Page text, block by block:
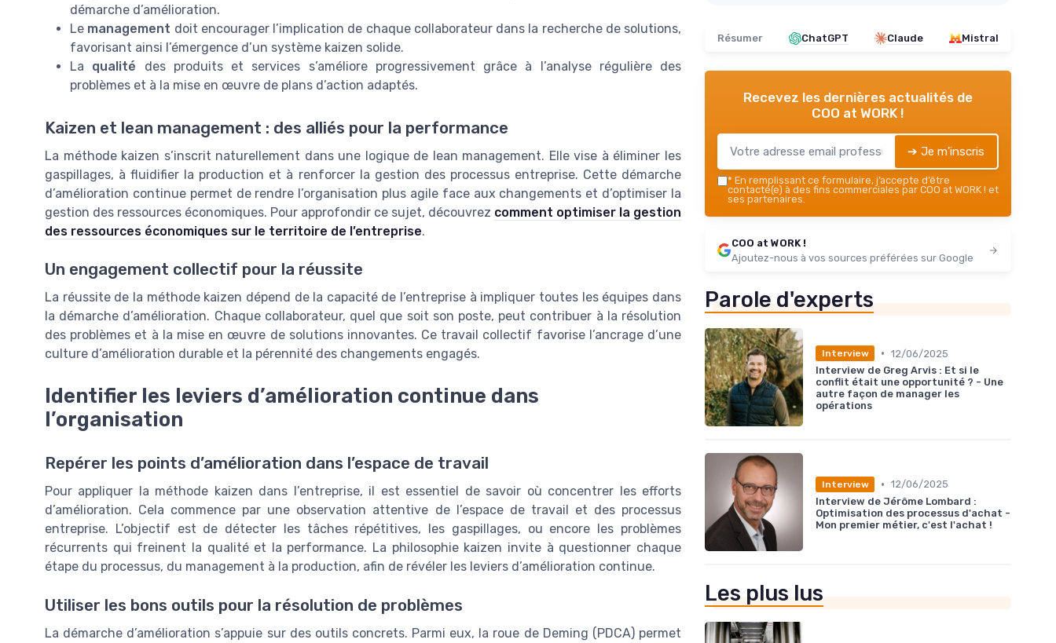
démarche d’amélioration.
Le management doit encourager l’implication de chaque collaborateur dans la recherche de solutions,
favorisant ainsi l’émergence d’un système kaizen solide.
La qualité des produits et services s’améliore progressivement grâce à l’analyse régulière des
problèmes et à la mise en œuvre de plans d’action adaptés.
Kaizen et lean management : des alliés pour la performance
La méthode kaizen s’inscrit naturellement dans une logique de lean management. Elle vise à éliminer les
gaspillages, à fluidifier la production et à renforcer la gestion des processus entreprise. Cette démarche
d’amélioration continue permet de rendre l’organisation plus agile face aux changements et d’optimiser la
gestion des ressources économiques. Pour approfondir ce sujet, découvrez comment optimiser la gestion
des ressources économiques sur le territoire de l’entreprise.
Un engagement collectif pour la réussite
La réussite de la méthode kaizen dépend de la capacité de l’entreprise à impliquer toutes les équipes dans
la démarche d’amélioration. Chaque collaborateur, quel que soit son poste, peut contribuer à la résolution
des problèmes et à la mise en œuvre de solutions innovantes. Ce travail collectif favorise l’ancrage d’une
culture d’amélioration durable et la pérennité des changements engagés.
Identifier les leviers d’amélioration continue dans
l’organisation
Repérer les points d’amélioration dans l’espace de travail
Pour appliquer la méthode kaizen dans l’entreprise, il est essentiel de savoir où concentrer les efforts
d’amélioration. Cela commence par une observation attentive de l’espace de travail et des processus
entreprise. L’objectif est de détecter les tâches répétitives, les gaspillages, ou encore les problèmes
récurrents qui freinent la qualité et la performance. La philosophie kaizen invite à questionner chaque
étape du processus, du management à la production, afin de révéler les leviers d’amélioration continue.
Utiliser les bons outils pour la résolution de problèmes
La démarche d’amélioration s’appuie sur des outils concrets. Parmi eux, la roue de Deming (PDCA) permet
Résumer ChatGPT Claude Mistral
Recevez les dernières actualités de
COO at WORK !
➔ Je m'inscris
* En remplissant ce formulaire, j’accepte d’être
contacté(e) à des fins commerciales par COO at WORK ! et
ses partenaires.
COO at WORK !
Ajoutez-nous à vos sources préférées sur Google
Parole d'experts
Interview • 12/06/2025
Interview de Greg Arvis : Et si le
conflit était une opportunité ? - Une
autre façon de manager les
opérations
Interview • 12/06/2025
Interview de Jérôme Lombard :
Optimisation des processus d'achat -
Mon premier métier, c'est l'achat !
Les plus lus